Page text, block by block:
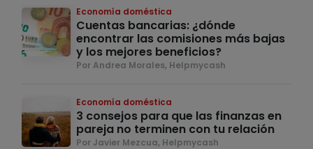
Economía doméstica
Cuentas bancarias: ¿dónde
encontrar las comisiones más bajas
y los mejores beneficios?
Por Andrea Morales, Helpmycash
Economía doméstica
3 consejos para que las finanzas en
pareja no terminen con tu relación
Por Javier Mezcua, Helpmycash